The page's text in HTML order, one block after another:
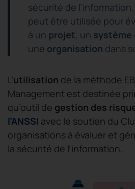
sécurité de
peut être utilisée pour
à un projet, un système
une organisation dans
L’utilisation de la méthode
Management est destinée
qu’outil de gestion des
l’ANSSI avec le soutien du
organisations à évaluer et
la sécurité de l’information.